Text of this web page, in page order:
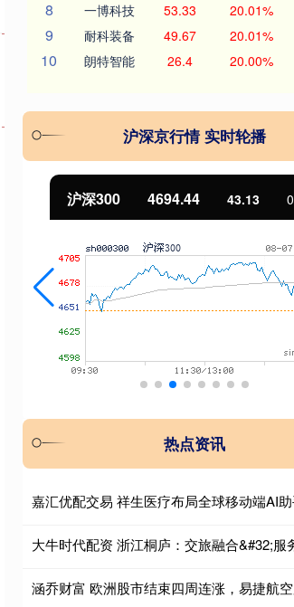
8 一博科技 53.33 20.01%
9 耐科装备 49.67 20.01%
10 朗特智能 26.4 20.00%
沪深京行情 实时轮播
沪深300 4694.44 43.13
热点资讯
涵乔财富 欧洲股市结束四周连涨，易捷航